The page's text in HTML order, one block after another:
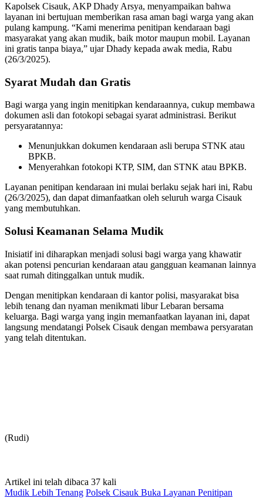
Kapolsek Cisauk, AKP Dhady Arsya, menyampaikan bahwa
layanan ini bertujuan memberikan rasa aman bagi warga yang akan
pulang kampung. “Kami menerima penitipan kendaraan bagi
masyarakat yang akan mudik, baik motor maupun mobil. Layanan
ini gratis tanpa biaya,” ujar Dhady kepada awak media, Rabu
(26/3/2025).
Syarat Mudah dan Gratis
Bagi warga yang ingin menitipkan kendaraannya, cukup membawa
dokumen asli dan fotokopi sebagai syarat administrasi. Berikut
persyaratannya:
Menunjukkan dokumen kendaraan asli berupa STNK atau
BPKB.
Menyerahkan fotokopi KTP, SIM, dan STNK atau BPKB.
Layanan penitipan kendaraan ini mulai berlaku sejak hari ini, Rabu
(26/3/2025), dan dapat dimanfaatkan oleh seluruh warga Cisauk
yang membutuhkan.
Solusi Keamanan Selama Mudik
Inisiatif ini diharapkan menjadi solusi bagi warga yang khawatir
akan potensi pencurian kendaraan atau gangguan keamanan lainnya
saat rumah ditinggalkan untuk mudik.
Dengan menitipkan kendaraan di kantor polisi, masyarakat bisa
lebih tenang dan nyaman menikmati libur Lebaran bersama
keluarga. Bagi warga yang ingin memanfaatkan layanan ini, dapat
langsung mendatangi Polsek Cisauk dengan membawa persyaratan
yang telah ditentukan.
(Rudi)
Artikel ini telah dibaca 37 kali
Mudik Lebih Tenang Polsek Cisauk Buka Layanan Penitipan